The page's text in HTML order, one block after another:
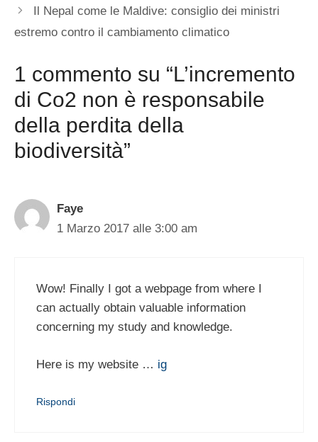
Il Nepal come le Maldive: consiglio dei ministri
estremo contro il cambiamento climatico
1 commento su “L’incremento
di Co2 non è responsabile
della perdita della
biodiversità”
Faye
1 Marzo 2017 alle 3:00 am
Wow! Finally I got a webpage from where I
can actually obtain valuable information
concerning my study and knowledge.
Here is my website … ig
Rispondi